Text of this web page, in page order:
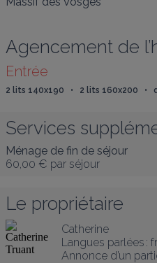
Agencement de
Entrée
2 lits 140x190   •   2 lits 160x200   •
Services
Ménage de fin de séjour
60,00 € par séjour
Le propriétaire
Catherine
Langues parlées :
Annonce d’un